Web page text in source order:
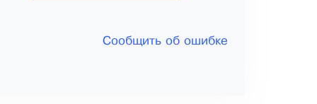
Сообщить об ошибке